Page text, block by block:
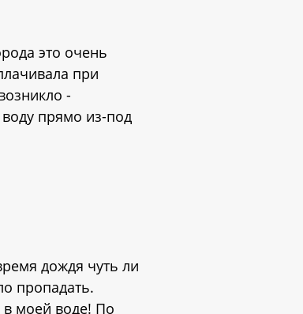
это очень
при
-
прямо из-под
дождя чуть ли
пропадать.
в моей воде! По